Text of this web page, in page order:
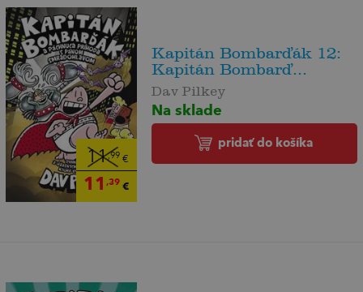
11,99 €
11 ,39€
Kapitán Bombarďák 12:
Kapitán Bombarď...
Dav Pilkey
Na sklade
pridať do košíka